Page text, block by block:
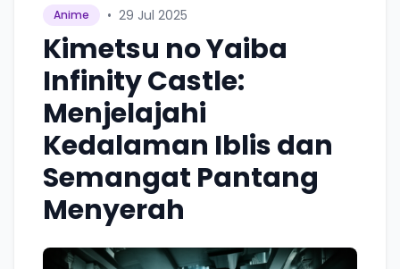
Anime • 29 Jul 2025
Kimetsu no Yaiba
Infinity Castle:
Menjelajahi
Kedalaman Iblis dan
Semangat Pantang
Menyerah